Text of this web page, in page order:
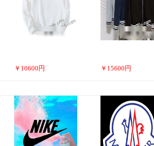
￥ 10600 円 ￥ 15600 円